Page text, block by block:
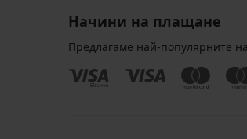
Начини на плащане
Предлагаме най-популярните